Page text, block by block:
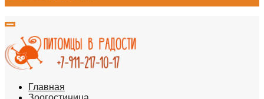
Главная